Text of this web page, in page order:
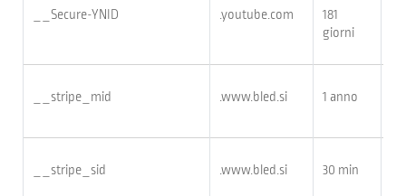
__Secure-YNID .youtube.com
181
giorni
__stripe_mid .www.bled.si 1 anno
__stripe_sid .www.bled.si 30 min